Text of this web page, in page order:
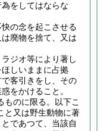
をしてはならな
の念を起こさせる
廃物を捨て、又は
ジオ等により著し
しいままに占拠
客引きをし、その
をかけること。
ものに限る。以下こ
と又は野生動物に著
であつて、当該自